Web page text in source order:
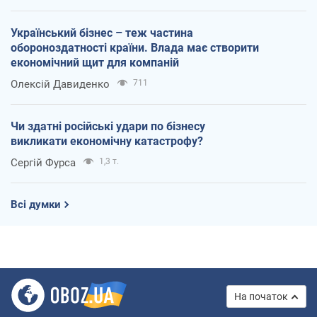
Український бізнес – теж частина
обороноздатності країни. Влада має створити
економічний щит для компаній
Олексій Давиденко 711
Чи здатні російські удари по бізнесу
викликати економічну катастрофу?
Сергій Фурса 1,3 т.
Всі думки
На початок